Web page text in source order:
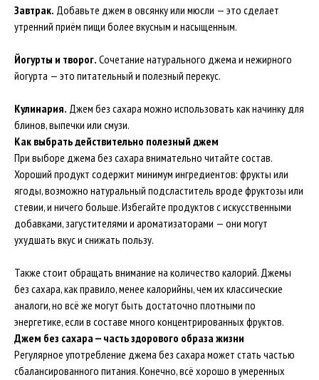
Завтрак. Добавьте джем в овсянку или мюсли — это сделает
утренний приём пищи более вкусным и насыщенным.
Йогурты и творог. Сочетание натурального джема и нежирного
йогурта — это питательный и полезный перекус.
Кулинария. Джем без сахара можно использовать как начинку для
блинов, выпечки или смузи.
Как выбрать действительно полезный джем
При выборе джема без сахара внимательно читайте состав.
Хороший продукт содержит минимум ингредиентов: фрукты или
ягоды, возможно натуральный подсластитель вроде фруктозы или
стевии, и ничего больше. Избегайте продуктов с искусственными
добавками, загустителями и ароматизаторами — они могут
ухудшать вкус и снижать пользу.
Также стоит обращать внимание на количество калорий. Джемы
без сахара, как правило, менее калорийны, чем их классические
аналоги, но всё же могут быть достаточно плотными по
энергетике, если в составе много концентрированных фруктов.
Джем без сахара — часть здорового образа жизни
Регулярное употребление джема без сахара может стать частью
сбалансированного питания. Конечно, всё хорошо в умеренных